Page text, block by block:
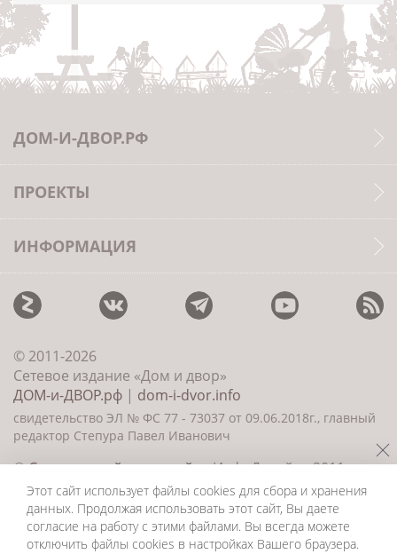
ДОМ-И-ДВОР.РФ
ПРОЕКТЫ
ИНФОРМАЦИЯ
© 2011-2026
Сетевое издание «Дом и двор»
ДОМ-и-ДВОР.рф | dom-i-dvor.info
свидетельство ЭЛ № ФС 77 - 73037 от 09.06.2018г., главный
редактор Степура Павел Иванович
©Создание сайта и дизайн«ИнфоДизайн» 2011—
2026
Этот сайт использует файлы cookies для сбора и хранения
данных. Продолжая использовать этот сайт, Вы даете
согласие на работу с этими файлами. Вы всегда можете
отключить файлы cookies в настройках Вашего браузера.